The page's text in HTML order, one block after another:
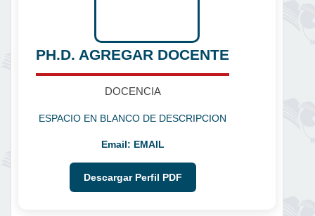
PH.D. AGREGAR DOCENTE
DOCENCIA
ESPACIO EN BLANCO DE DESCRIPCION
Email: EMAIL
Descargar Perfil PDF